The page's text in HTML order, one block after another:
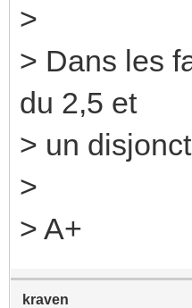
>
> Dans les
du 2,5 et
> un
>
> A+
kraven